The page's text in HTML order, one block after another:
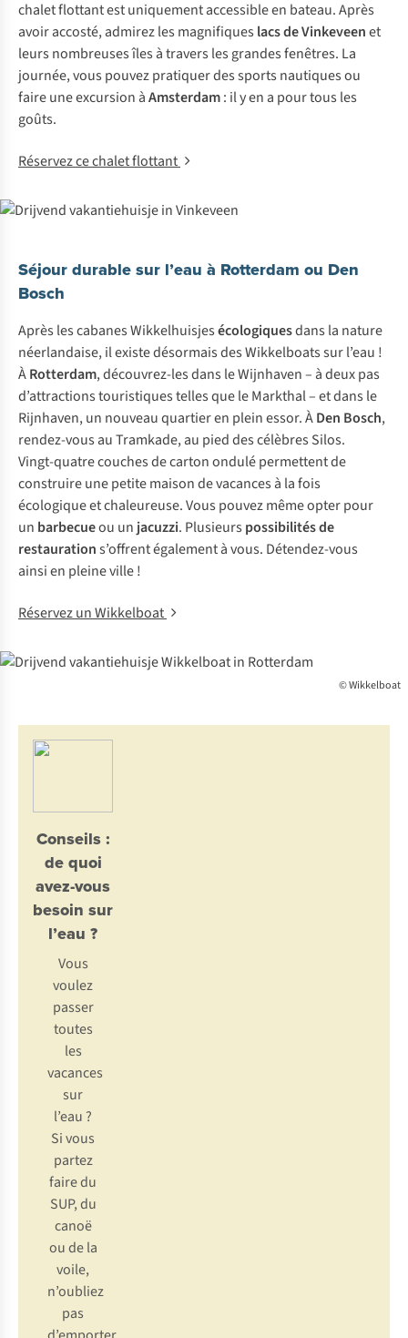
chalet flottant est uniquement accessible en bateau. Après
avoir accosté, admirez les magnifiques lacs de Vinkeveenet
leurs nombreuses îles à travers les grandes fenêtres. La
journée, vous pouvez pratiquer des sports nautiques ou
faire une excursion àAmsterdam: il y en a pour tous les
goûts.
Réservez ce chalet flottant
Séjour durable sur l’eau à Rotterdam ou Den
Bosch
Après les cabanesWikkelhuisjesécologiquesdans la nature
néerlandaise, il existe désormais desWikkelboatssur l’eau !
ÀRotterdam, découvrez-les dans le Wijnhaven – à deux pas
d’attractions touristiques telles que le Markthal – et dans le
Rijnhaven, un nouveau quartier en plein essor. ÀDen Bosch,
rendez-vous au Tramkade, au pied des célèbres Silos.
Vingt-quatre couches de carton ondulé permettent de
construire une petite maison de vacances à la fois
écologique et chaleureuse. Vous pouvez même opter pour
un barbecueou un jacuzzi. Plusieurs possibilités de
restaurations’offrent également à vous. Détendez-vous
ainsi en pleine ville !
Réservez un Wikkelboat
© Wikkelboat
Conseils :
de quoi
avez-vous
besoin sur
l’eau ?
Vous
voulez
passer
toutes
les
vacances
sur
l’eau ?
Si vous
partez
faire du
SUP, du
canoë
ou de la
voile,
n’oubliez
pas